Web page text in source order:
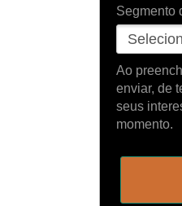
Segmento
Ao
enviar, de
seus
momento.